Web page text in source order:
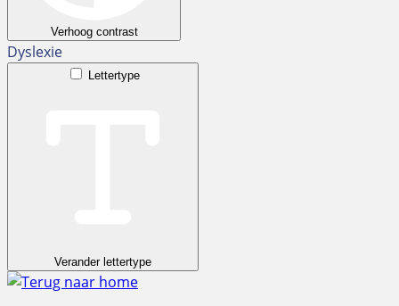
Verhoog contrast
Dyslexie
Lettertype
Verander lettertype